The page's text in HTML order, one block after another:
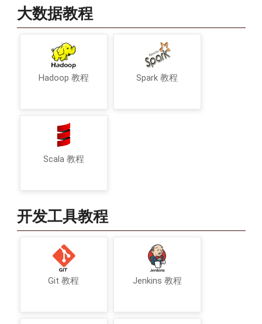
大数据教程
Hadoop 教程 Spark 教程
Scala 教程
开发工具教程
Git 教程 Jenkins 教程